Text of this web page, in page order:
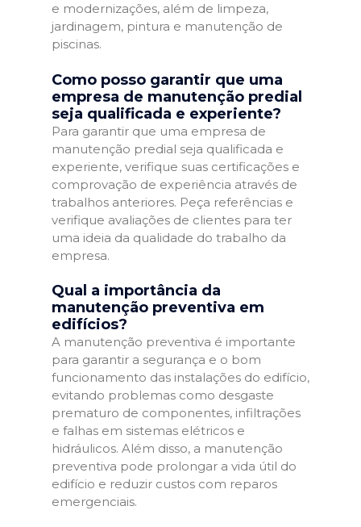
e modernizações, além de limpeza,
jardinagem, pintura e manutenção de
piscinas.
Como posso garantir que uma
empresa de manutenção predial
seja qualificada e experiente?
Para garantir que uma empresa de
manutenção predial seja qualificada e
experiente, verifique suas certificações e
comprovação de experiência através de
trabalhos anteriores. Peça referências e
verifique avaliações de clientes para ter
uma ideia da qualidade do trabalho da
empresa.
Qual a importância da
manutenção preventiva em
edifícios?
A manutenção preventiva é importante
para garantir a segurança e o bom
funcionamento das instalações do edifício,
evitando problemas como desgaste
prematuro de componentes, infiltrações
e falhas em sistemas elétricos e
hidráulicos. Além disso, a manutenção
preventiva pode prolongar a vida útil do
edifício e reduzir custos com reparos
emergenciais.